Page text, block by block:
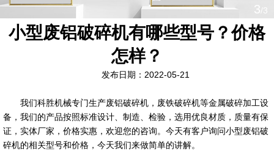
1/3
小型废铝破碎机有哪些型号？价格
怎样？
发布日期：2022-05-21
我们科胜机械专门生产废铝破碎机，废铁破碎机等金属破碎加工设
备，我们的产品按照标准设计、制造、检验，选用优良材质，质量有保
证，实体厂家，价格实惠，欢迎您的咨询。今天有客户询问小型废铝破
碎机的相关型号和价格，今天我们来做简单的讲解。